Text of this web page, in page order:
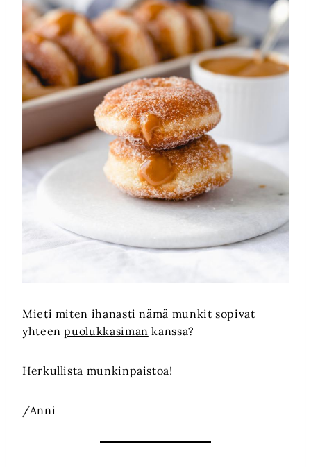
Mieti miten ihanasti nämä munkit sopivat
yhteenpuolukkasiman kanssa?
Herkullista munkinpaistoa!
/Anni